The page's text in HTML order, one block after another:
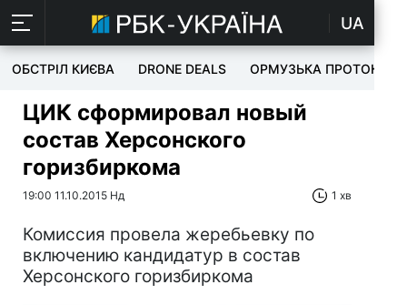
UA
ОБСТРІЛ КИЄВА DRONE DEALS ОРМУЗЬКА ПРОТОКА
ЦИК сформировал новый
состав Херсонского
горизбиркома
19:00 11.10.2015 Нд 1 хв
Комиссия провела жеребьевку по
включению кандидатур в состав
Херсонского горизбиркома